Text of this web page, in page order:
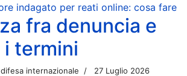
indagato per reati online: cosa fare
fra denuncia e
termini
internazionale 27 Luglio 2026